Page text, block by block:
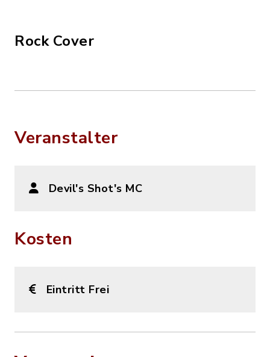
Rock Cover
Veranstalter
Devil's Shot's MC
Kosten
Eintritt Frei